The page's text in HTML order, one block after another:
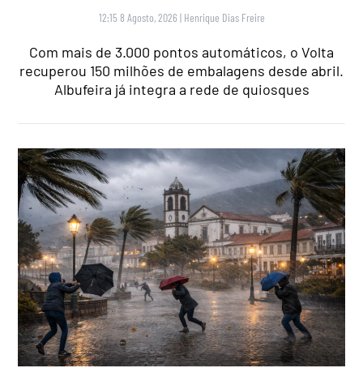
12:15 8 Agosto, 2026 | Henrique Dias Freire
Com mais de 3.000 pontos automáticos, o Volta
recuperou 150 milhões de embalagens desde abril.
Albufeira já integra a rede de quiosques